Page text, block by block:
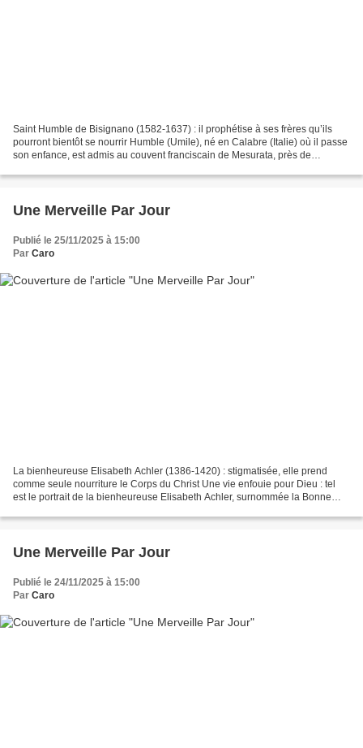
Saint Humble de Bisignano (1582-1637) : il prophétise à ses frères qu’ils
pourront bientôt se nourrir Humble (Umile), né en Calabre (Italie) où il passe
son enfance, est admis au couvent franciscain de Mesurata, près de
Une Merveille Par Jour
Publié le 25/11/2025 à 15:00
Par Caro
La bienheureuse Elisabeth Achler (1386-1420) : stigmatisée, elle prend
comme seule nourriture le Corps du Christ Une vie enfouie pour Dieu : tel
est le portrait de la bienheureuse Elisabeth Achler, surnommée la Bonne
Une Merveille Par Jour
Publié le 24/11/2025 à 15:00
Par Caro